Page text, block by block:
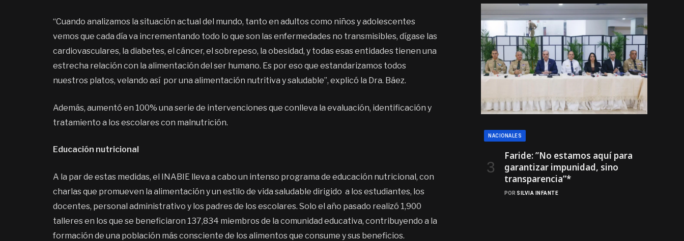
“Cuando analizamos la situación actual del mundo, tanto en adultos como niños y adolescentes
vemos que cada día va incrementando todo lo que son las enfermedades no transmisibles, dígase las
cardiovasculares, la diabetes, el cáncer, el sobrepeso, la obesidad, y todas esas entidades tienen una
estrecha relación con la alimentación del ser humano. Es por eso que estandarizamos todos
nuestros platos, velando así por una alimentación nutritiva y saludable”, explicó la Dra. Báez.
Además, aumentó en 100% una serie de intervenciones que conlleva la evaluación, identificación y
tratamiento a los escolares con malnutrición.
Educación nutricional
A la par de estas medidas, el INABIE lleva a cabo un intenso programa de educación nutricional, con
charlas que promueven la alimentación y un estilo de vida saludable dirigido a los estudiantes, los
docentes, personal administrativo y los padres de los escolares. Solo el año pasado realizó 1,900
talleres en los que se beneficiaron 137,834 miembros de la comunidad educativa, contribuyendo a la
formación de una población más consciente de los alimentos que consume y sus beneficios.
NACIONALES
Faride: ”No estamos aquí para
garantizar impunidad, sino
transparencia”*
POR SILVIA INFANTE